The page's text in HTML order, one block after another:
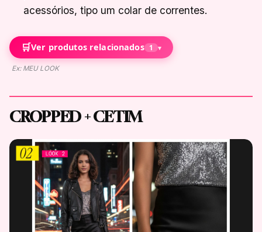
acessórios, tipo um colar de correntes.
🛒Ver produtos relacionados 1 ▾
Ex: MEU LOOK
CROPPED + CETIM